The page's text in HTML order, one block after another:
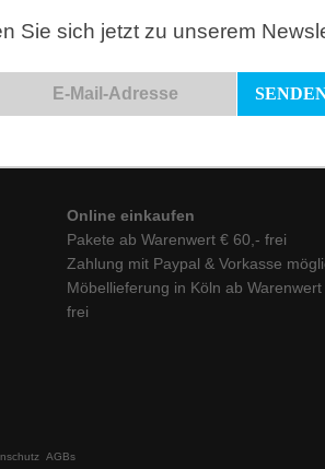
Online einkaufen
Pakete ab Warenwert € 60,- frei
Zahlung mit Paypal & Vorkasse
Möbellieferung in Köln ab
frei
AGBs
Sie sich jetzt zu unserem